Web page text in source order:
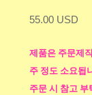
55.00 USD
제품은 주문제
주 정도 소요됩
주문 시 참고 부